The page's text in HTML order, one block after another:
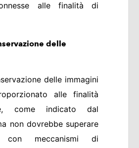
alle finalità di
delle
delle immagini
alle finalità
e, come indicato dal
non dovrebbe superare
meccanismi di